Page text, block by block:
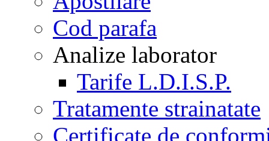
Cod parafa
Analize laborator
Tarife L.D.I.S.P.
Tratamente strainatate
Certificate de